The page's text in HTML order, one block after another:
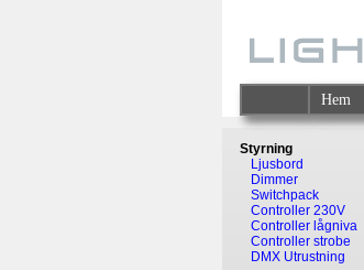
Styrning
Ljusbord
Dimmer
Switchpack
Controller 230V
Controller lågniva
Controller strobe
DMX Utrustning
Hem